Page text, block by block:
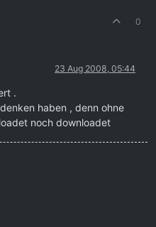
0
23 Aug 2008, 05:44
.
haben , denn ohne
noch downloadet